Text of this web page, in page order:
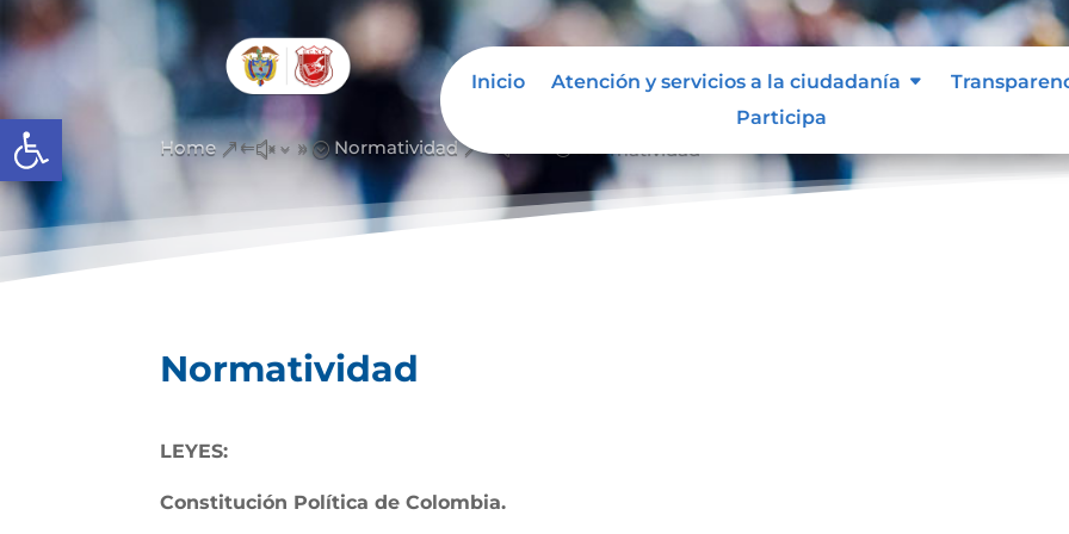
Open toolbar
Inicio Atención y servicios a la ciudadanía
Participa
Home &#x39; Normatividad &#x39;
Normatividad
LEYES:
Constitución Política de Colombia.